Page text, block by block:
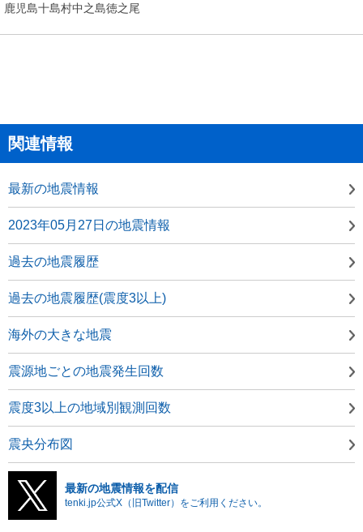
鹿児島十島村中之島徳之尾
関連情報
最新の地震情報
2023年05月27日の地震情報
過去の地震履歴
過去の地震履歴(震度3以上)
海外の大きな地震
震源地ごとの地震発生回数
震度3以上の地域別観測回数
震央分布図
最新の地震情報を配信
tenki.jp公式X（旧Twitter）をご利用ください。